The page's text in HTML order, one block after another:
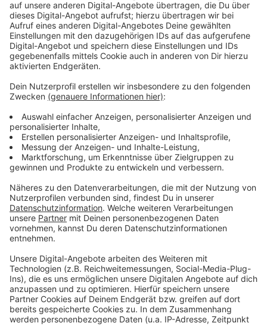
Anzeige
Weihnachtsbuden bieten Glühwein
Erreichbar ist der "Lichterglanz" am 7. und 8. sowie am
14. und 15. Dezember über das Tor zur Liegewiese
hinter dem Parkplatz der Eissporthalle. Von dort führt
ein illuminierter Weg am Kinderspielplatz des
weihnachtlichen Holzbuden aufgebaut. Gebote
werden etwa Flammkuchen, Gegrilltes, Glühwein und
Kinderpunsch. In der Eisporthalle laufen mittags und
abends zeitgleich die Aufführungen von "Anjas Kids on
Anzeige